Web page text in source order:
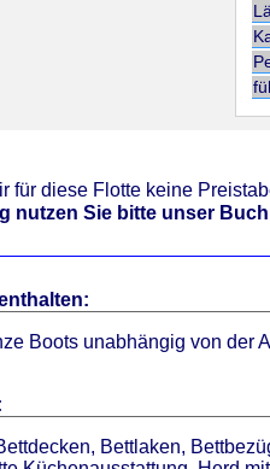
für diese Flotte keine
nutzen Sie bitte unser